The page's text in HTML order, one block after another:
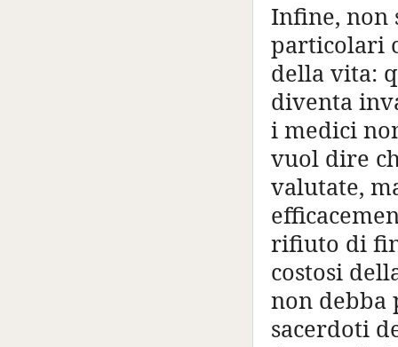
Infine, non
particolari
della vita:
diventa
i medici
vuol dire
valutate,
rifiuto di
costosi
non debba
sacerdoti